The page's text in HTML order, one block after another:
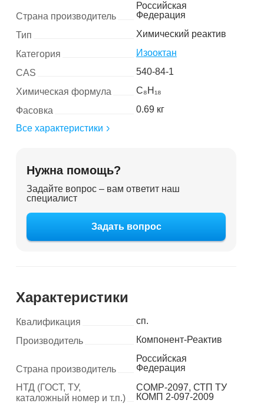
Страна производитель
Российская
Федерация
Тип
Химический реактив
Категория
Изооктан
CAS
540-84-1
Химическая формула
C₈H₁₈
Фасовка
0.69 кг
Все характеристики
Нужна помощь?
Задайте вопрос – вам ответит наш
специалист
Задать вопрос
Характеристики
Квалификация
сп.
Производитель
Компонент-Реактив
Страна производитель
Российская
Федерация
НТД (ГОСТ, ТУ,
каталожный номер и т.п.)
COMP-2097, СТП ТУ
КОМП 2-097-2009